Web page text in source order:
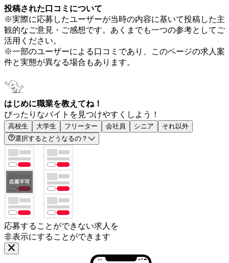
投稿された口コミについて
※実際に応募したユーザーが当時の内容に基いて投稿した主
観的なご意見・ご感想です。あくまでも一つの参考としてご
活用ください。
※一部のユーザーによる口コミであり、このページの求人案
件と実態が異なる場合もあります。
はじめに職業を教えてね！
ぴったりなバイトを見つけやすくしよう！
高校生 大学生 フリーター 会社員 シニア
それ以外
選択するとどうなるの？
応募することができない求人を
非表示にすることができます